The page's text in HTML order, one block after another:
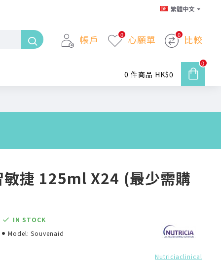
繁體中文
帳戶 心願單
0 比較
0
0 件商品 HK$0
0
捷 125ml X24 (最少需購
IN STOCK
Model: Souvenaid
Nutriciaclinical